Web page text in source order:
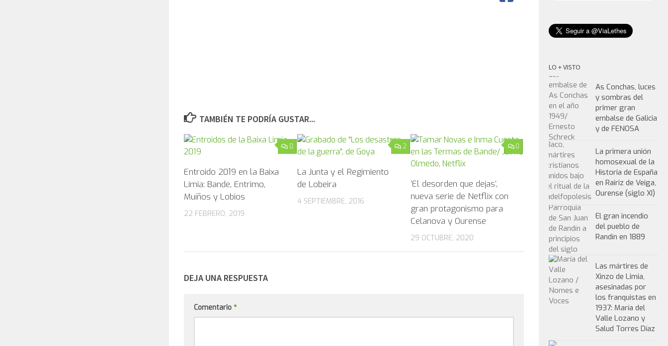
TAMBIÉN TE PODRÍA GUSTAR...
0
Entroido 2019 en la Baixa
Limia: Bande, Entrimo,
Muíños y Lobios
22 FEBRERO, 2019
2
La Junta y el Regimiento
de Lobeira
4 SEPTIEMBRE, 2016
0
‘El desorden que dejas’,
nueva serie de Netflix con
gran protagonismo para
Celanova y Ourense
29 OCTUBRE, 2020
DEJA UNA RESPUESTA
Comentario *
LO + VISTO
As Conchas, luces
y sombras del
primer gran
embalse de Galicia
y de FENOSA
La primera unión
homosexual de la
Historia de España
en Rairiz de Veiga,
Ourense (siglo XI)
El gran incendio
del pueblo de
Randín en 1889
Las mártires de
Xinzo de Limia,
asesinadas por
los franquistas en
1937: María del
Valle Lozano y
Salud Torres Díaz